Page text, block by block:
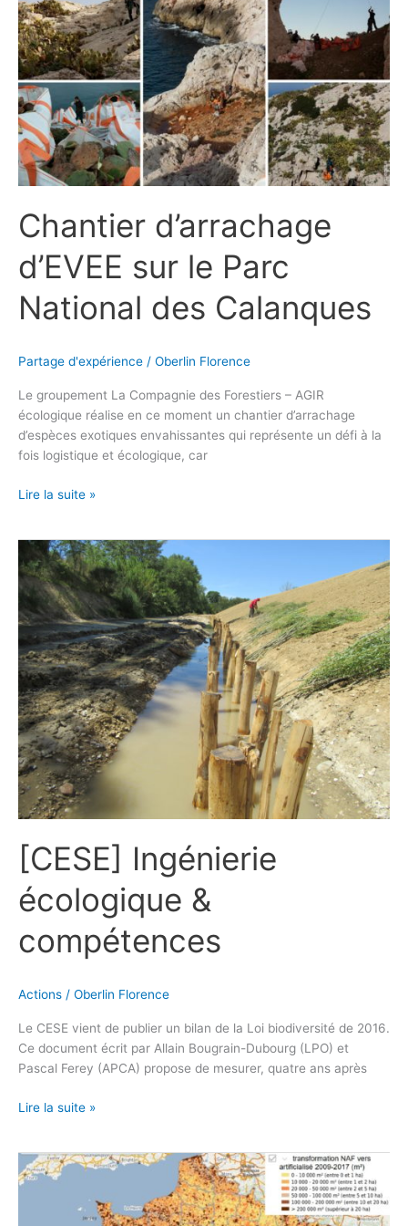
Chantier d’arrachage
d’EVEE sur le Parc
National des Calanques
Partage d'expérience / Oberlin Florence
Le groupement La Compagnie des Forestiers – AGIR
écologique réalise en ce moment un chantier d’arrachage
d’espèces exotiques envahissantes qui représente un défi à la
fois logistique et écologique, car
d’arrachage
d’EVEE
sur
le
Parc
National
des
Calanques
Lire la suite »
[CESE] Ingénierie
écologique &
compétences
Actions / Oberlin Florence
Le CESE vient de publier un bilan de la Loi biodiversité de 2016.
Ce document écrit par Allain Bougrain-Dubourg (LPO) et
Pascal Ferey (APCA) propose de mesurer, quatre ans après
[CESE]
Ingénierie
écologique
&
compétences
Lire la suite »
Zéro
Artificialisation